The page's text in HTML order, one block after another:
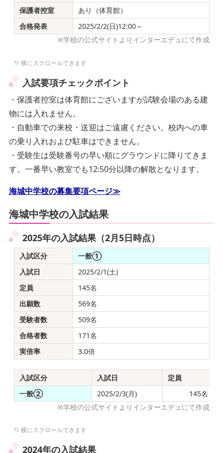
保護者控室
あり（体育館）
合格発表
2025/2/2(日)12:00～
※学校の公式サイトよりインターエデュにて作成
入試要項チェックポイント
・保護者控室は体育館にございますが試験会場のある建
物には入れません。
・自動車での来校・送迎はご遠慮ください。校内への車
の乗り入れおよび駐車はできません。
・受験生は受験番号の早い順にグラウンドに降りてきま
す。一番早い教室でも12:50分以降の解散となります。
海城中学校の募集要項ページ≫
海城中学校の入試結果
2025年の入試結果（2月5日時点）
入試区分
一般①
入試日
2025/2/1(土)
定員
145名
出願数
569名
受験者数
509名
合格者数
171名
実倍率
3.0倍
入試区分 入試日 定員
一般②
2025/2/3(月)
145名
※学校の公式サイトよりインターエデュにて作成
2024年の入試結果